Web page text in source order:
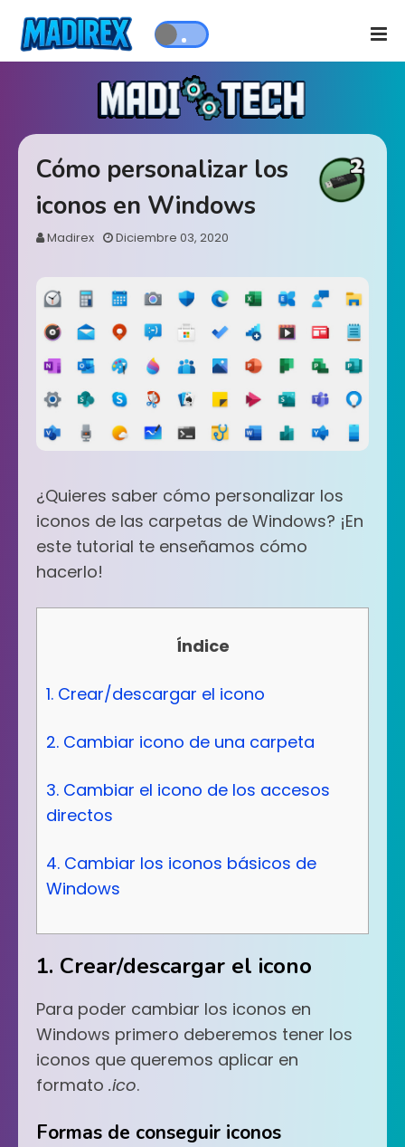
Cómo personalizar los
iconos en Windows
Madirex Diciembre 03, 2020
¿Quieres saber cómo personalizar los
iconos de las carpetas de Windows? ¡En
este tutorial te enseñamos cómo
hacerlo!
Índice
1. Crear/descargar el icono
2. Cambiar icono de una carpeta
3. Cambiar el icono de los accesos
directos
4. Cambiar los iconos básicos de
Windows
1. Crear/descargar el icono
Para poder cambiar los iconos en
Windows primero deberemos tener los
iconos que queremos aplicar en
formato .ico.
Formas de conseguir iconos